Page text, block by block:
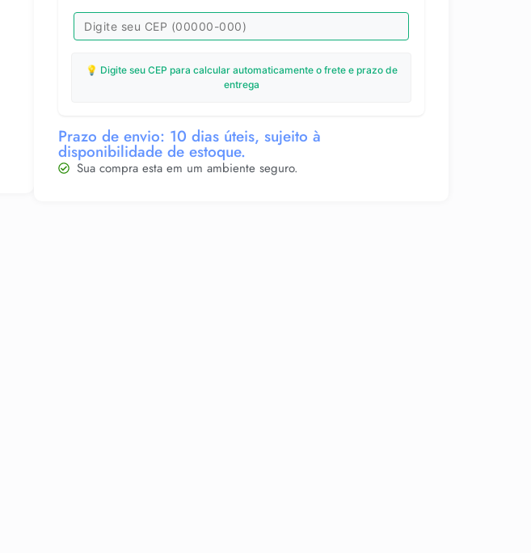
💡 Digite seu CEP para calcular automaticamente o frete e prazo de
entrega
Prazo de envio: 10 dias úteis, sujeito à
disponibilidade de estoque.
Sua compra esta em um ambiente seguro.